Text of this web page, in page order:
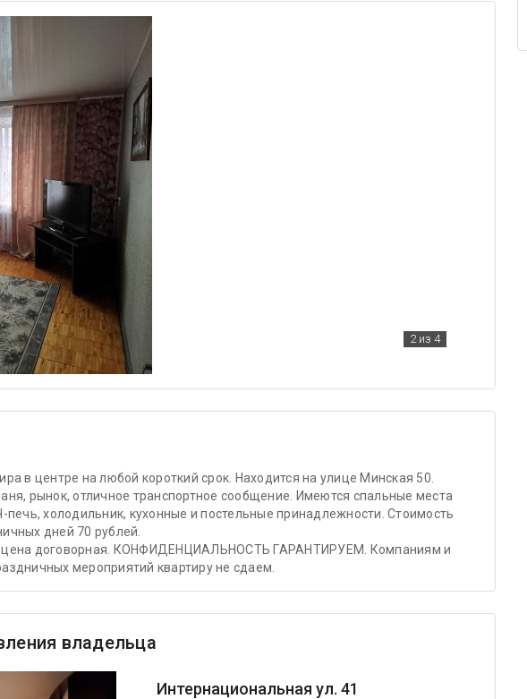
2из 4
в центре на любой короткий срок. Находится на улице Минская 50.
рынок, отличное транспортное сообщение. Имеются спальные места
печь, холодильник, кухонные и постельные принадлежности. Стоимость
дней 70 рублей.
цена договорная. КОНФИДЕНЦИАЛЬНОСТЬ ГАРАНТИРУЕМ. Компаниям и
мероприятий квартиру не сдаем.
владельца
Интернациональная ул. 41